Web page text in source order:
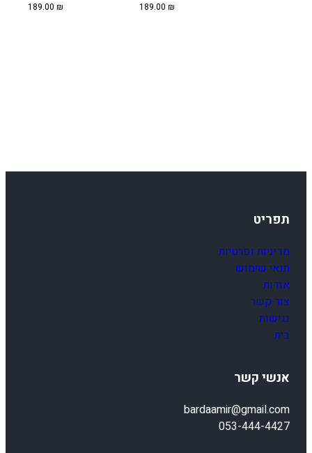
1
189.00₪
189.00₪
תפריט
מדיניות ופרטיות
תנאי שימוש
אודות
צור קשר
נגישות
בית
אנשי קשר
bardaamir@gmail.com
053-444-4427